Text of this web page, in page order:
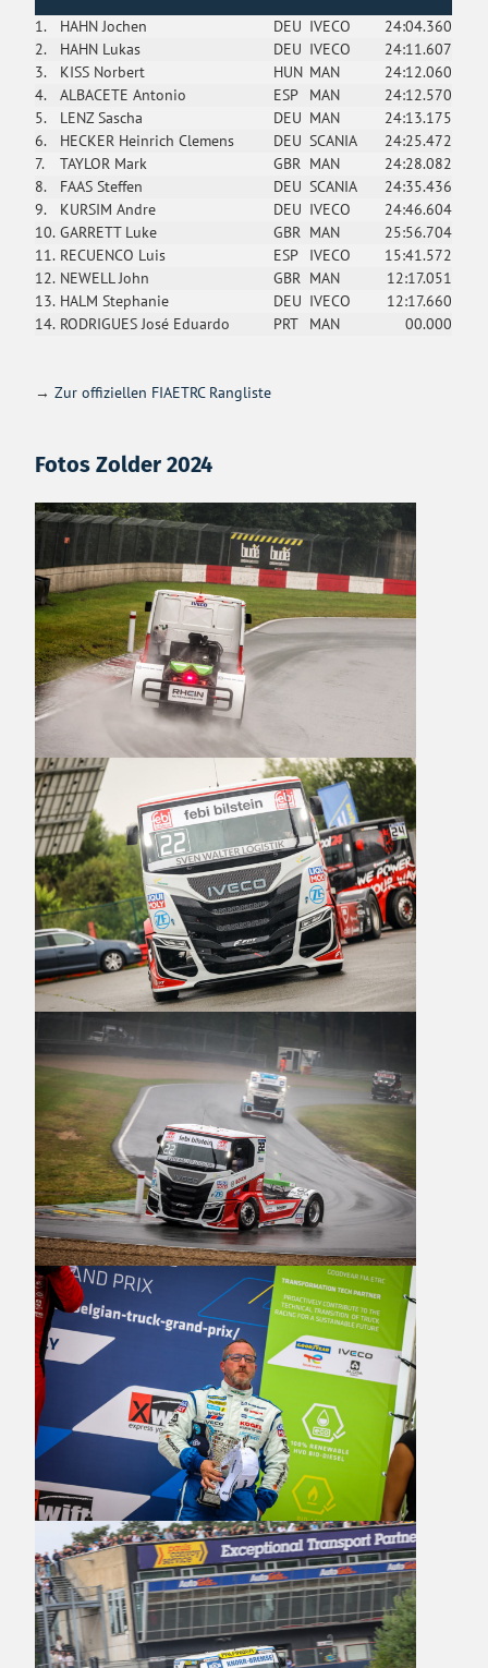
1.
HAHN Jochen DEU IVECO
24:04.360
2.
HAHN Lukas DEU IVECO
24:11.607
3.
KISS Norbert HUN MAN
24:12.060
4.
ALBACETE Antonio ESP MAN
24:12.570
5.
LENZ Sascha DEU MAN
24:13.175
6.
HECKER Heinrich Clemens DEU SCANIA
24:25.472
7.
TAYLOR Mark GBR MAN
24:28.082
8.
FAAS Steffen DEU SCANIA
24:35.436
9.
KURSIM Andre DEU IVECO
24:46.604
10. GARRETT Luke GBR MAN
25:56.704
11. RECUENCO Luis ESP IVECO
15:41.572
12. NEWELL John GBR MAN
12:17.051
13. HALM Stephanie DEU IVECO
12:17.660
14. RODRIGUES José Eduardo PRT MAN 00.000
→Zur offiziellen FIAETRC Rangliste
Fotos Zolder 2024